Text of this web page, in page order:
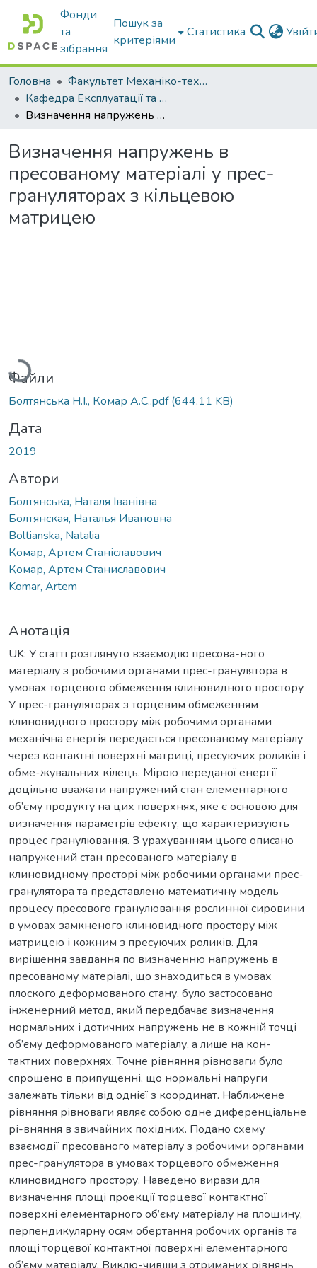
Фонди
та
зібрання
Пошук за
критеріями
Статистика
Головна
Факультет Механіко-технологічний
Кафедра Експлуатації та технічного сервісу машин
Визначення напружень в пресованому матеріалі у прес-грануляторах з кільцевою матрицею
Визначення напружень в
пресованому матеріалі у прес-
грануляторах з кільцевою
матрицею
Вантажиться...
Файли
Болтянська Н.І., Комар А.С..pdf(644.11 KB)
Дата
2019
Автори
Болтянська, Наталя Іванівна
Болтянская, Наталья Ивановна
Boltianska, Natalia
Комар, Артем Станіславович
Комар, Артем Станиславович
Komar, Artem
Анотація
UK: У статті розглянуто взаємодію пресова-ного
матеріалу з робочими органами прес-гранулятора в
умовах торцевого обмеження клиновидного простору
У прес-грануляторах з торцевим обмеженням
клиновидного простору між робочими органами
механічна енергія передається пресованому матеріалу
через контактні поверхні матриці, пресуючих роликів і
обме-жувальних кілець. Мірою переданої енергії
доцільно вважати напружений стан елементарного
об’єму продукту на цих поверхнях, яке є основою для
визначення параметрів ефекту, що характеризують
процес гранулювання. З урахуванням цього описано
напружений стан пресованого матеріалу в
клиновидному просторі між робочими органами прес-
гранулятора та представлено математичну модель
процесу пресового гранулювання рослинної сировини
в умовах замкненого клиновидного простору між
матрицею і кожним з пресуючих роликів. Для
вирішення завдання по визначенню напружень в
пресованому матеріалі, що знаходиться в умовах
плоского деформованого стану, було застосовано
інженерний метод, який передбачає визначення
нормальних і дотичних напружень не в кожній точці
об’єму деформованого матеріалу, а лише на кон-
тактних поверхнях. Точне рівняння рівноваги було
спрощено в припущенні, що нормальні напруги
залежать тільки від однієї з координат. Наближене
рівняння рівноваги являє собою одне диференціальне
рі-вняння в звичайних похідних. Подано схему
взаємодії пресованого матеріалу з робочими органами
прес-гранулятора в умовах торцевого обмеження
клиновидного простору. Наведено вирази для
визначення площі проекції торцевої контактної
поверхні елементарного об’єму матеріалу на площину,
перпендикулярну осям обертання робочих органів та
площі торцевої контактної поверхні елементарного